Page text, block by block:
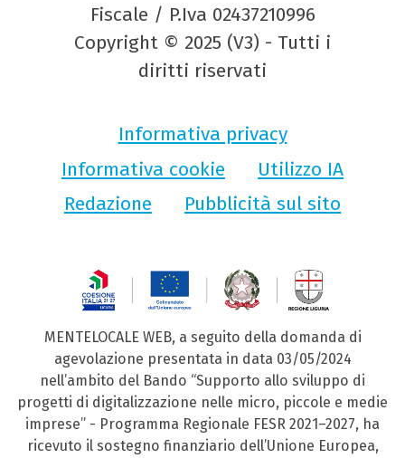
Fiscale / P.Iva 02437210996
Copyright © 2025 (V3) - Tutti i
diritti riservati
Informativa privacy
Informativa cookie
Utilizzo IA
Redazione
Pubblicità sul sito
MENTELOCALE WEB, a seguito della domanda di
agevolazione presentata in data 03/05/2024
nell’ambito del Bando “Supporto allo sviluppo di
progetti di digitalizzazione nelle micro, piccole e medie
imprese” - Programma Regionale FESR 2021–2027, ha
ricevuto il sostegno finanziario dell’Unione Europea,